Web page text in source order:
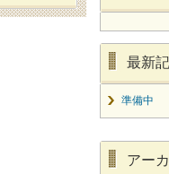
最新
準備中
アー